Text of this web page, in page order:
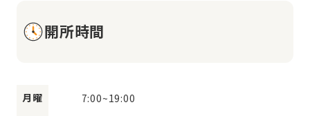
開所時間
月曜 7:00~19:00